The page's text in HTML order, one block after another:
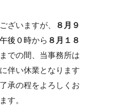
ざいますが、
８月９
後０時から ８月１８
までの間、当事務所は
伴い休業となります
承の程をよろしくお
す。